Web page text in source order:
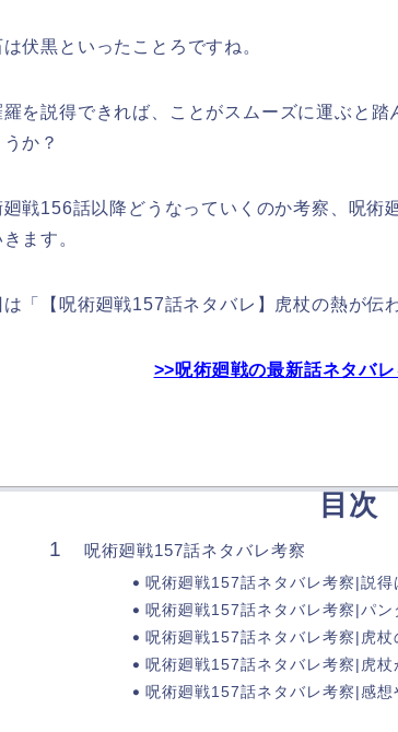
伏黒といったことろですね。
羅を説得できれば、ことがスムーズに運ぶと
うか？
廻戦156話以降どうなっていくのか考察、呪術
ます。
「【呪術廻戦157話ネタバレ】虎杖の熱が伝
>>呪術廻戦の最新話ネタバ
目次
呪術廻戦157話ネタバレ考察
呪術廻戦157話ネタバレ考察|説得
呪術廻戦157話ネタバレ考察|パン
呪術廻戦157話ネタバレ考察|虎杖
呪術廻戦157話ネタバレ考察|虎杖
呪術廻戦157話ネタバレ考察|感想